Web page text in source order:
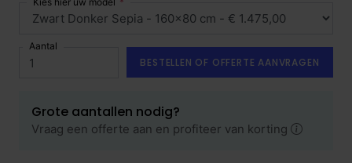
Aantal
BESTELLEN OF OFFERTE AANVRAGEN
Grote aantallen nodig?
Vraag een offerte aan en profiteer van korting